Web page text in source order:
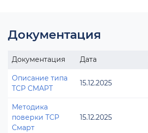
Документация
Документация Дата
Описание типа
ТСР СМАРТ
15.12.2025
Методика
поверки ТСР
Смарт
15.12.2025